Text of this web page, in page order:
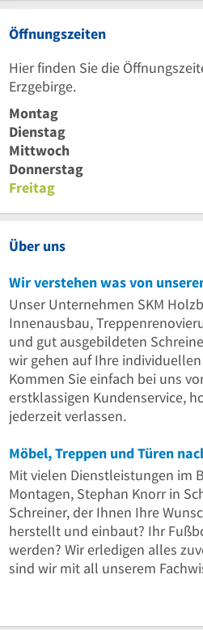
Öffnungszeiten
Hier finden Sie die
Erzgebirge.
Montag
Dienstag
Mittwoch
Donnerstag
Freitag
Über uns
Wir verstehen was von
Unser Unternehmen SKM
Innenausbau,
und gut ausgebildeten
wir gehen auf Ihre
Kommen Sie einfach bei uns
erstklassigen Kundenservice,
jederzeit verlassen.
Möbel, Treppen und Türen
Mit vielen Dienstleistungen im
Montagen, Stephan Knorr in
Schreiner, der Ihnen Ihre
herstellt und einbaut? Ihr
werden? Wir erledigen alles
sind wir mit all unserem